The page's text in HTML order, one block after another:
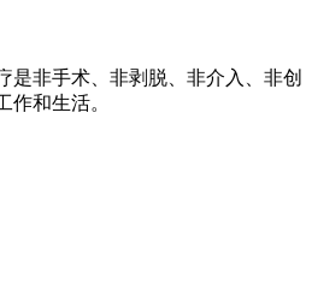
非手术、非剥脱、非介入、非创
和生活。